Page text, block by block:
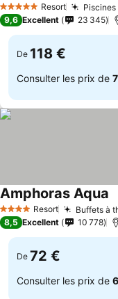
5 Étoiles Resort
9,6 Excellent 23 345
De 118 €
Consulter les prix de
4 Étoiles Resort Buffets à
Amphoras Aqua
8,5 Excellent 10 778
De 72 €
Consulter les prix de